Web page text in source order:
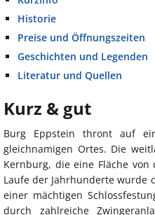
Historie
Preise und Öffnungszeiten
Geschichten und Legenden
Literatur und Quellen
Kurz & gut
Burg Eppstein thront auf
gleichnamigen Ortes. Die
Kernburg, die eine Fläche
Laufe der Jahrhunderte wurde
einer mächtigen
durch zahlreiche